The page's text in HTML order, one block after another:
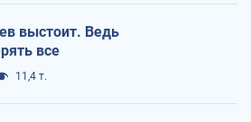
выстоит. Ведь
все
11,4 т.